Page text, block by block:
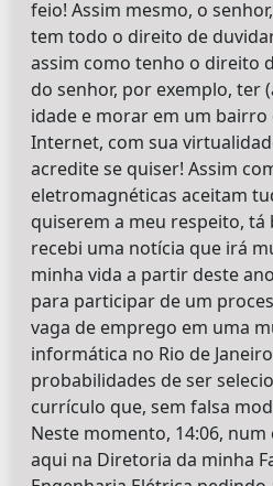
feio! Assim mesmo, o
tem todo o direito de
assim como tenho o direito
do senhor, por exemplo, ter
idade e morar em um bairro
Internet, com sua
acredite se quiser! Assim
eletromagnéticas aceitam
quiserem a meu respeito, tá
recebi uma notícia que irá
minha vida a partir deste
para participar de um
vaga de emprego em uma
informática no Rio de
probabilidades de ser
currículo que, sem falsa
Neste momento, 14:06,
aqui na Diretoria da minha